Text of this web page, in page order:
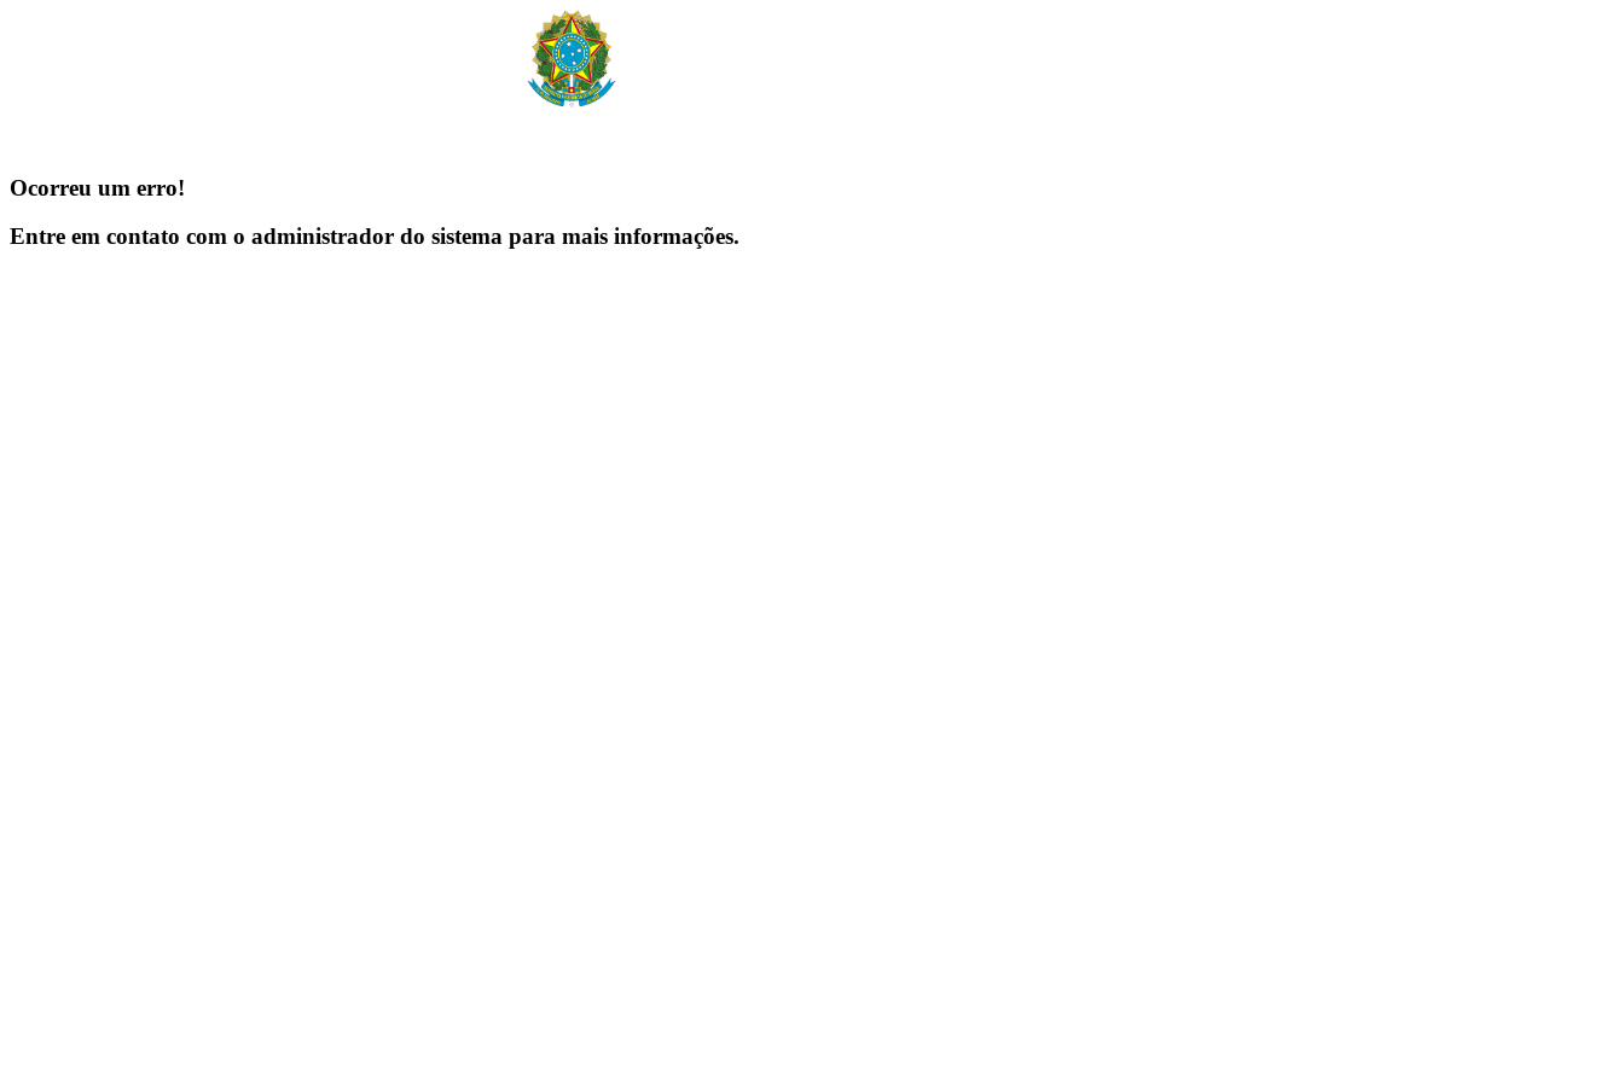
Ocorreu um erro!
Entre em contato com o administrador do sistema para mais informações.